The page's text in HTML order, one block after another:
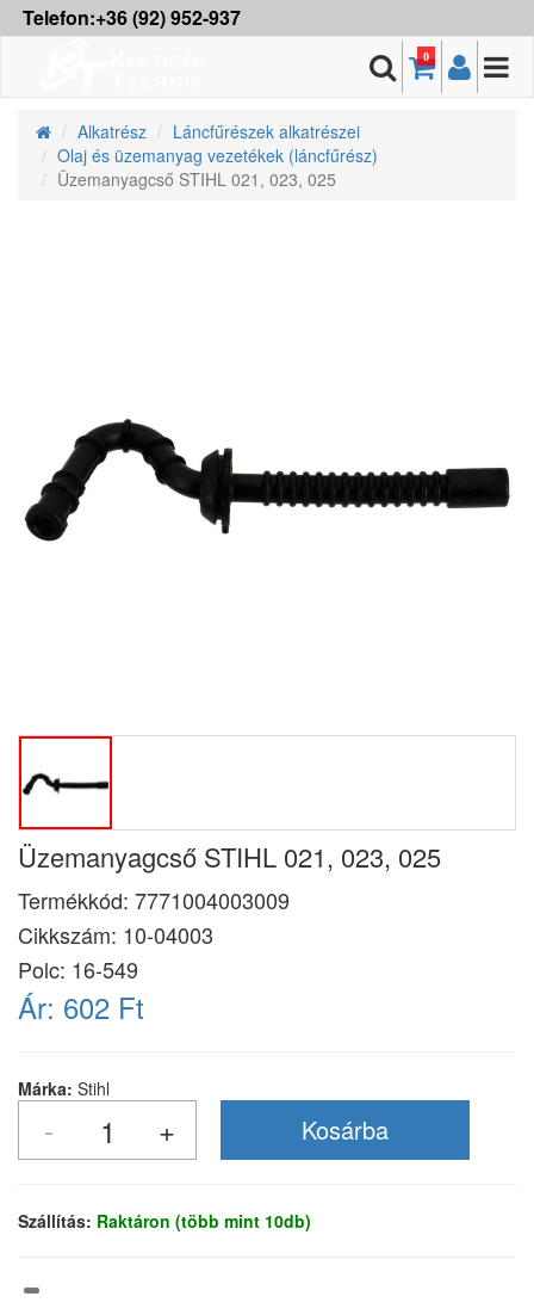
Telefon:+36 (92) 952-937
0
Alkatrész
Láncfűrészek alkatrészei
Olaj és üzemanyag vezetékek (láncfűrész)
Üzemanyagcső STIHL 021, 023, 025
Üzemanyagcső STIHL 021, 023, 025
Termékkód: 7771004003009
Cikkszám: 10-04003
Polc: 16-549
Ár: 602 Ft
Márka: Stihl
Szállítás: Raktáron (több mint 10db)